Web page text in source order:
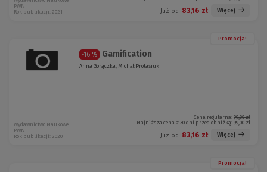
Już od: 83,16 zł Więcej
PWN
Rok publikacji: 2021
Promocja!
-16 % Gamification
Anna Gorączka, Michał Protasiuk
Cena regularna: 99,00 zł
Najniższa cena z 30 dni przed obniżką: 99,00 zł
Już od: 83,16 zł Więcej
Wydawnictwo Naukowe
PWN
Rok publikacji: 2020
Promocja!